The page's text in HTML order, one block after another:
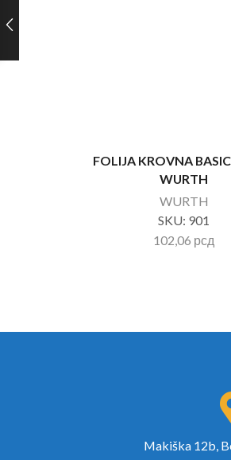
FOLIJA KROVNA
WURTH
WURTH
SKU: 901
102,06 рсд
Makiška 12b,